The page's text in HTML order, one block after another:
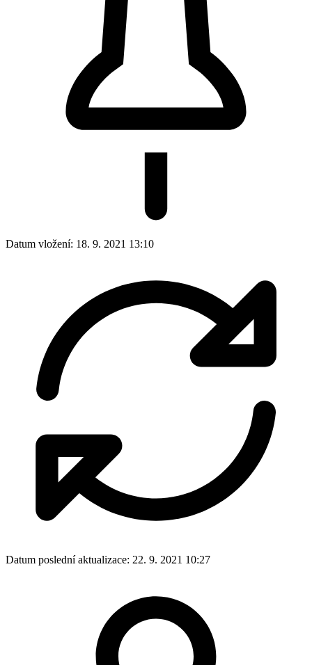
Datum vložení: 18. 9. 2021 13:10
Datum poslední aktualizace: 22. 9. 2021 10:27